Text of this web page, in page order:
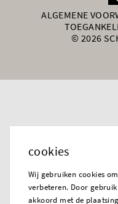
ALGEMENE
© 2026
cookies
Wij gebruiken cookies
verbeteren. Door
akkoord met de